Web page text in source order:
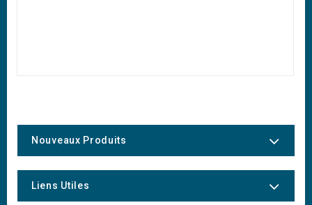
Nouveaux Produits
Liens Utiles